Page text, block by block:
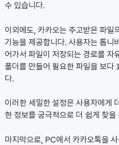
수 있습니다.
이외에도, 카카오는 주고받은 파일
기능을 제공합니다. 사용자는 톱니
어가서 파일이 저장되는 경로를 자
폴더를 만들어 필요한 파일을 보다
다.
이러한 세밀한 설정은 사용자에게
한 정보를 궁극적으로 더 쉽게 찾
마지막으로, PC에서 카카오톡을